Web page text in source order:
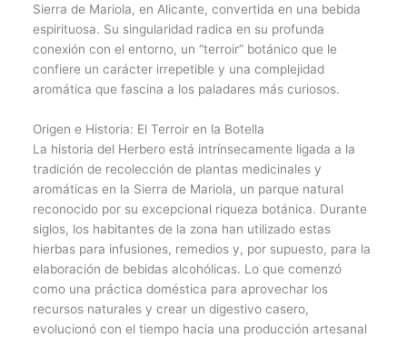
Sierra de Mariola, en Alicante, convertida en una bebida
espirituosa. Su singularidad radica en su profunda
conexión con el entorno, un “terroir” botánico que le
confiere un carácter irrepetible y una complejidad
aromática que fascina a los paladares más curiosos.
Origen e Historia: El Terroir en la Botella
La historia del Herbero está intrínsecamente ligada a la
tradición de recolección de plantas medicinales y
aromáticas en la Sierra de Mariola, un parque natural
reconocido por su excepcional riqueza botánica. Durante
siglos, los habitantes de la zona han utilizado estas
hierbas para infusiones, remedios y, por supuesto, para la
elaboración de bebidas alcohólicas. Lo que comenzó
como una práctica doméstica para aprovechar los
recursos naturales y crear un digestivo casero,
evolucionó con el tiempo hacia una producción artesanal